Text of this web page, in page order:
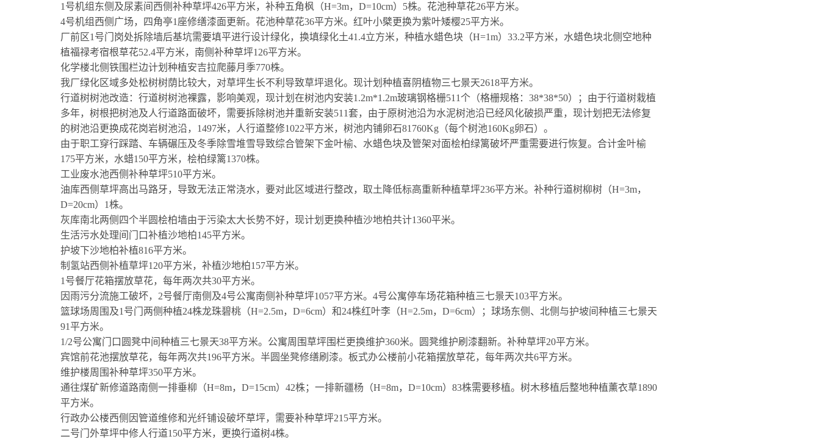
1 号机组东侧及尿素间西侧补种草坪426平方米，补种五角枫（H=3m， D=10cm） 5株。花池种草花26平方米。
4号机组西侧广场，四角亭1 座修缮漆面更新。花池种草花36平方米。红叶小檗更换为紫叶矮樱25平方米。
厂前区1 号门岗处拆除墙后基坑需要填平进行设计绿化，换填绿化土41.4立方米，种植水蜡色块（H=1m） 33.2平方米，水蜡色块北侧空地种
植福禄考宿根草花52.4平方米，南侧补种草坪126平方米。
化学楼北侧铁围栏边计划种植安吉拉爬藤月季770株。
我厂绿化区域多处松树树荫比较大，对草坪生长不利导致草坪退化。现计划种植喜阴植物三七景天2618平方米。
行道树树池改造：行道树树池裸露，影响美观，现计划在树池内安装1.2m*1.2m玻璃钢格栅511个（格栅规格： 38*38*50）；由于行道树栽植
多年，树根把树池及人行道路面破坏，需要拆除树池并重新安装511套，由于原树池沿为水泥树池沿已经风化破损严重，现计划把无法修复
的树池沿更换成花岗岩树池沿， 1497米，人行道整修1022平方米，树池内铺卵石81760Kg （每个树池160Kg卵石）。
由于职工穿行踩踏、车辆碾压及冬季除雪堆雪导致综合管架下金叶榆、水蜡色块及管架对面桧柏绿篱破坏严重需要进行恢复。合计金叶榆
175平方米，水蜡150平方米，桧柏绿篱1370株。
工业废水池西侧补种草坪510平方米。
油库西侧草坪高出马路牙，导致无法正常浇水，要对此区域进行整改，取土降低标高重新种植草坪236平方米。补种行道树柳树（H=3m，
D=20cm） 1株。
灰库南北两侧四个半圆桧柏墙由于污染太大长势不好，现计划更换种植沙地柏共计1360平米。
生活污水处理间门口补植沙地柏145平方米。
护坡下沙地柏补植816平方米。
制氢站西侧补植草坪120平方米，补植沙地柏157平方米。
1 号餐厅花箱摆放草花，每年两次共30平方米。
因雨污分流施工破坏， 2号餐厅南侧及4号公寓南侧补种草坪1057平方米。 4号公寓停车场花箱种植三七景天103平方米。
篮球场周围及1 号门两侧种植24株龙珠碧桃（H=2.5m， D=6cm）和24株红叶李（H=2.5m， D=6cm）；球场东侧、北侧与护坡间种植三七景天
91平方米。
1/2号公寓门口圆凳中间种植三七景天38平方米。公寓周围草坪围栏更换维护360米。圆凳维护刷漆翻新。补种草坪20平方米。
宾馆前花池摆放草花，每年两次共196平方米。半圆坐凳修缮刷漆。板式办公楼前小花箱摆放草花，每年两次共6平方米。
维护楼周围补种草坪350平方米。
通往煤矿新修道路南侧一排垂柳（H=8m， D=15cm） 42株；一排新疆杨（H=8m， D=10cm） 83株需要移植。树木移植后整地种植薰衣草1890
平方米。
行政办公楼西侧因管道维修和光纤铺设破坏草坪，需要补种草坪215平方米。
二号门外草坪中修人行道150平方米，更换行道树4株。